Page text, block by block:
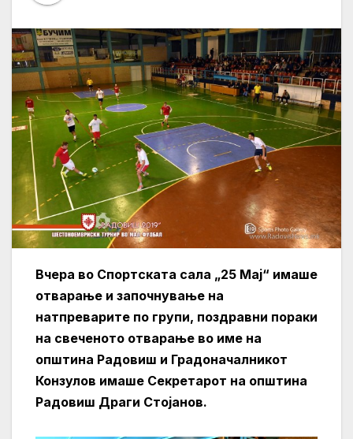
Вчера во Спортската сала „25 Мај“ имаше
отварање и започнување на
натпреварите по групи, поздравни пораки
на свеченото отварање во име на
општина Радовиш и Градоначалникот
Конзулов имаше Секретарот на општина
Радовиш Драги Стојанов.